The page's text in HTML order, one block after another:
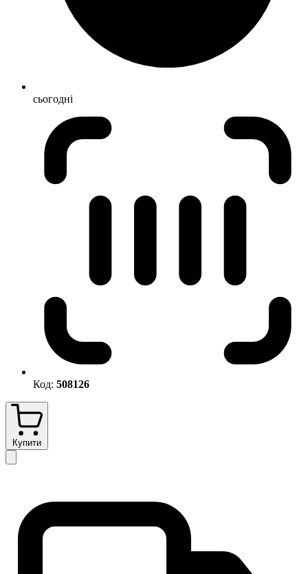
сьогодні
Код: 508126
Купити